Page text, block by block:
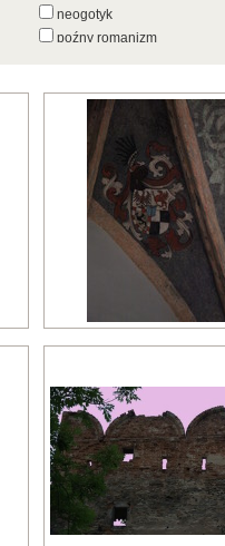
neogotyk
poźny romanizm
wczesny gotyk